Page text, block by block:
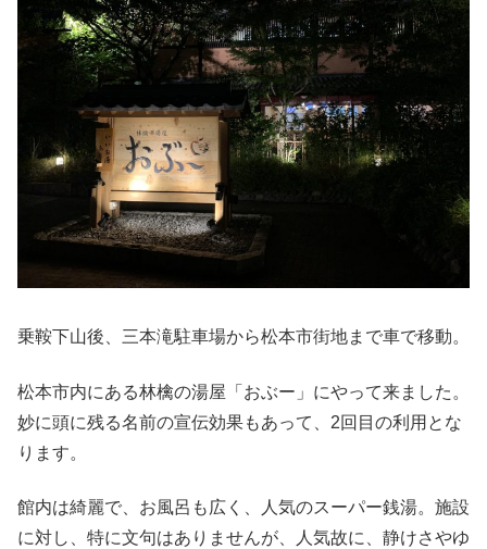
乗鞍下山後、三本滝駐車場から松本市街地まで車で移動。
松本市内にある林檎の湯屋「おぶー」にやって来ました。
妙に頭に残る名前の宣伝効果もあって、2回目の利用とな
ります。
館内は綺麗で、お風呂も広く、人気のスーパー銭湯。施設
に対し、特に文句はありませんが、人気故に、静けさやゆ